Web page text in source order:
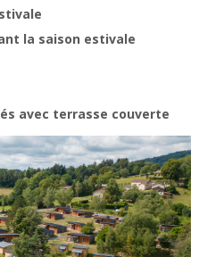
la saison estivale
avec terrasse couverte